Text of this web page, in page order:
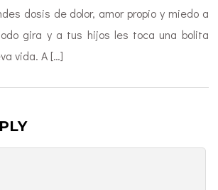
dosis de dolor, amor propio y miedo a
gira y a tus hijos les toca una bolita
vida. A […]